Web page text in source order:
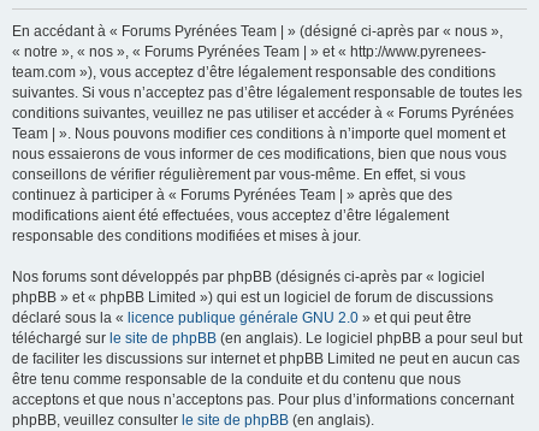
h
En accédant à « Forums Pyrénées Team | » (désigné ci-après par « nous »,
« notre », « nos », « Forums Pyrénées Team | » et « http://www.pyrenees-
team.com »), vous acceptez d’être légalement responsable des conditions
suivantes. Si vous n’acceptez pas d’être légalement responsable de toutes les
conditions suivantes, veuillez ne pas utiliser et accéder à « Forums Pyrénées
Team | ». Nous pouvons modifier ces conditions à n’importe quel moment et
nous essaierons de vous informer de ces modifications, bien que nous vous
conseillons de vérifier régulièrement par vous-même. En effet, si vous
continuez à participer à « Forums Pyrénées Team | » après que des
modifications aient été effectuées, vous acceptez d’être légalement
responsable des conditions modifiées et mises à jour.
Nos forums sont développés par phpBB (désignés ci-après par « logiciel
phpBB » et « phpBB Limited ») qui est un logiciel de forum de discussions
déclaré sous la « licence publique générale GNU 2.0 » et qui peut être
téléchargé sur le site de phpBB (en anglais). Le logiciel phpBB a pour seul but
de faciliter les discussions sur internet et phpBB Limited ne peut en aucun cas
être tenu comme responsable de la conduite et du contenu que nous
acceptons et que nous n’acceptons pas. Pour plus d’informations concernant
phpBB, veuillez consulter le site de phpBB (en anglais).